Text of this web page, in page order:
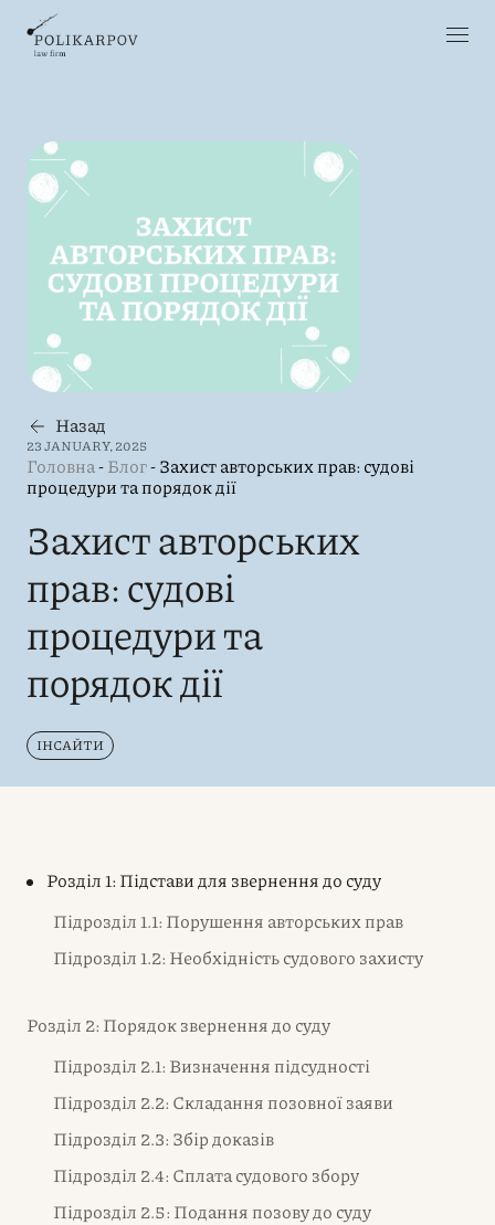
Назад
23 JANUARY, 2025
Головна-Блог-Захист авторських прав: судові
процедури та порядок дії
Захист авторських
прав: судові
процедури та
порядок дії
ІНСАЙТИ
Розділ 1: Підстави для звернення до суду
Підрозділ 1.1: Порушення авторських прав
Підрозділ 1.2: Необхідність судового захисту
Розділ 2: Порядок звернення до суду
Підрозділ 2.1: Визначення підсудності
Підрозділ 2.2: Складання позовної заяви
Підрозділ 2.3: Збір доказів
Підрозділ 2.4: Сплата судового збору
Підрозділ 2.5: Подання позову до суду